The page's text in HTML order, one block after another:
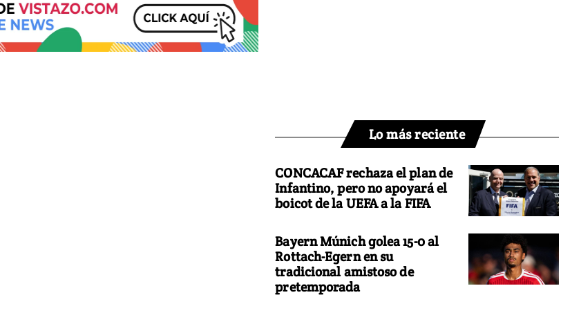
Lo más reciente
CONCACAF rechaza el plan de
Infantino, pero no apoyará el
boicot de la UEFA a la FIFA
Bayern Múnich golea 15-0 al
Rottach-Egern en su
tradicional amistoso de
pretemporada